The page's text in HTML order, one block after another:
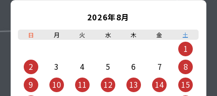
2026年8月
日 月 火 水 木 金 土
1
2
3 4 5 6 7
8
9
10 11 12 13 14
15